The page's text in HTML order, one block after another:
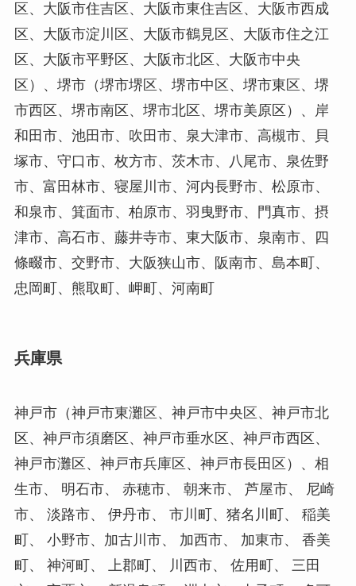
区、大阪市住吉区、大阪市東住吉区、大阪市西成
区、大阪市淀川区、大阪市鶴見区、大阪市住之江
区、大阪市平野区、大阪市北区、大阪市中央
区）、堺市（堺市堺区、堺市中区、堺市東区、堺
市西区、堺市南区、堺市北区、堺市美原区）、岸
和田市、池田市、吹田市、泉大津市、高槻市、貝
塚市、守口市、枚方市、茨木市、八尾市、泉佐野
市、富田林市、寝屋川市、河内長野市、松原市、
和泉市、箕面市、柏原市、羽曳野市、門真市、摂
津市、高石市、藤井寺市、東大阪市、泉南市、四
條畷市、交野市、大阪狭山市、阪南市、島本町、
忠岡町、熊取町、岬町、河南町
兵庫県
神戸市（神戸市東灘区、神戸市中央区、神戸市北
区、神戸市須磨区、神戸市垂水区、神戸市西区、
神戸市灘区、神戸市兵庫区、神戸市長田区）、相
生市、 明石市、 赤穂市、 朝来市、 芦屋市、 尼崎
市、 淡路市、 伊丹市、 市川町、猪名川町、 稲美
町、 小野市、加古川市、 加西市、 加東市、 香美
町、 神河町、 上郡町、 川西市、 佐用町、 三田